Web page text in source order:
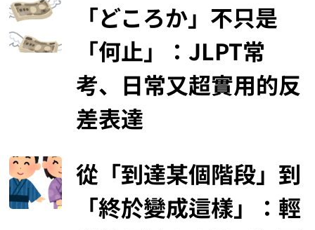
「どころか」不只是
「何止」：JLPT常
考、日常又超實用的反
差表達
從「到達某個階段」到
「終於變成這樣」：輕